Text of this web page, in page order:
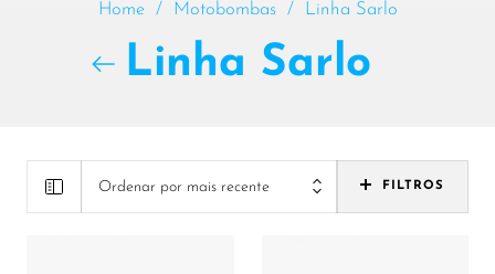
Home / Motobombas / Linha Sarlo
Linha Sarlo
Ordenar por mais recente FILTROS